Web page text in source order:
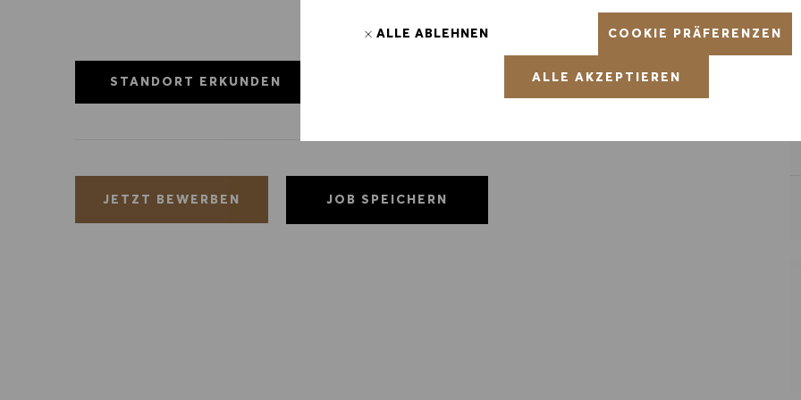
COOKIE PRÄFERENZEN
ALLE ABLEHNEN
ALLE AKZEPTIEREN
STANDORT ERKUNDEN
JETZT BEWERBEN JOB SPEICHERN